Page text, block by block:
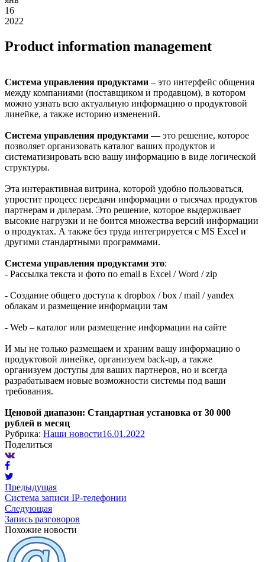
16
2022
Product information management
Система управления продуктами – это интерфейс общения
между компаниями (поставщиком и продавцом), в котором
можно узнать всю актуальную информацию о продуктовой
линейке, а также историю изменений.
Система управления продуктами — это решение, которое
позволяет организовать каталог ваших продуктов и
систематизировать всю вашу информацию в виде логической
структуры.
Эта интерактивная витрина, которой удобно пользоваться,
упростит процесс передачи информации о тысячах продуктов
партнерам и дилерам. Это решение, которое выдерживает
высокие нагрузки и не боится множества версий информации
о продуктах. А также без труда интегрируется с MS Excel и
другими стандартными программами.
Система управления продуктами это:
- Рассылка текста и фото по email в Excel / Word / zip
- Создание общего доступа к dropbox / box / mail / yandex
облакам и размещение информации там
- Web – каталог или размещение информации на сайте
И мы не только размещаем и храним вашу информацию о
продуктовой линейке, организуем back-up, а также
организуем доступы для ваших партнеров, но и всегда
разрабатываем новые возможности системы под ваши
требования.
Ценовой диапазон: Стандартная установка от 30 000
рублей в месяц
Рубрика: Наши новости16.01.2022
Поделиться
Предыдущая
Cистема записи IP-телефонии
Следующая
Запись разговоров
Похожие новости